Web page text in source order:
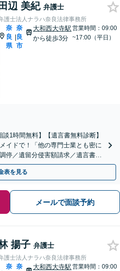
田辺 美紀 弁護士
護士法人ナラハ奈良法律事務所
奈
良
県
|
奈
良
市
大和西大寺駅
から徒歩3分
営業時間：09:00
~17:00（平日）
1時間無料】【遺言書無料診断】
イドで！「他の専門士業とも密に
停／遺留分侵害額請求／遺言書作
可】【完全個室対応】
表を見る
メールで面談予約
揚子 弁護士
護士法人ナラハ奈良法律事務所
奈 奈
大和西大寺駅 営業時間：09:00